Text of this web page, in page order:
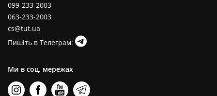
099-233-2003
063-233-2003
cs@tut.ua
Пишіть в Телеграм:
Ми в соц. мережах